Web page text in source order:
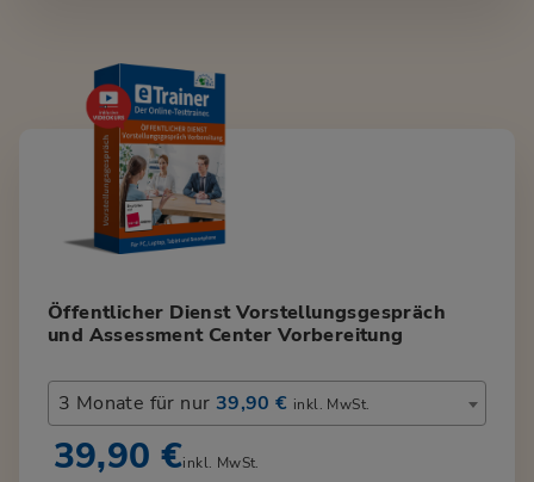
Öffentlicher Dienst Vorstellungsgespräch
und Assessment Center Vorbereitung
3 Monate für nur 39,90 € inkl. MwSt.
39,90 €inkl. MwSt.